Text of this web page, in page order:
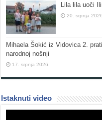
Lila lila uoči
20. srpnja 2026.
Mihaela Šokić iz Vidovica 2.
narodnoj nošnji
17. srpnja 2026.
Istaknuti video